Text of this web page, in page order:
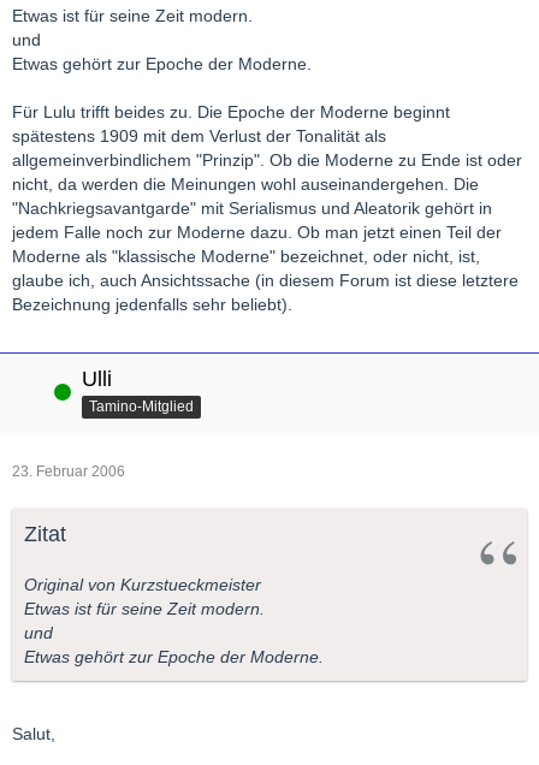
Etwas ist für seine Zeit modern.
und
Etwas gehört zur Epoche der Moderne.
Für Lulu trifft beides zu. Die Epoche der Moderne beginnt
spätestens 1909 mit dem Verlust der Tonalität als
allgemeinverbindlichem "Prinzip". Ob die Moderne zu Ende ist oder
nicht, da werden die Meinungen wohl auseinandergehen. Die
"Nachkriegsavantgarde" mit Serialismus und Aleatorik gehört in
jedem Falle noch zur Moderne dazu. Ob man jetzt einen Teil der
Moderne als "klassische Moderne" bezeichnet, oder nicht, ist,
glaube ich, auch Ansichtssache (in diesem Forum ist diese letztere
Bezeichnung jedenfalls sehr beliebt).
Online Ulli
Tamino-Mitglied
23. Februar 2006
Zitat
Original von Kurzstueckmeister
Etwas ist für seine Zeit modern.
und
Etwas gehört zur Epoche der Moderne.
Salut,